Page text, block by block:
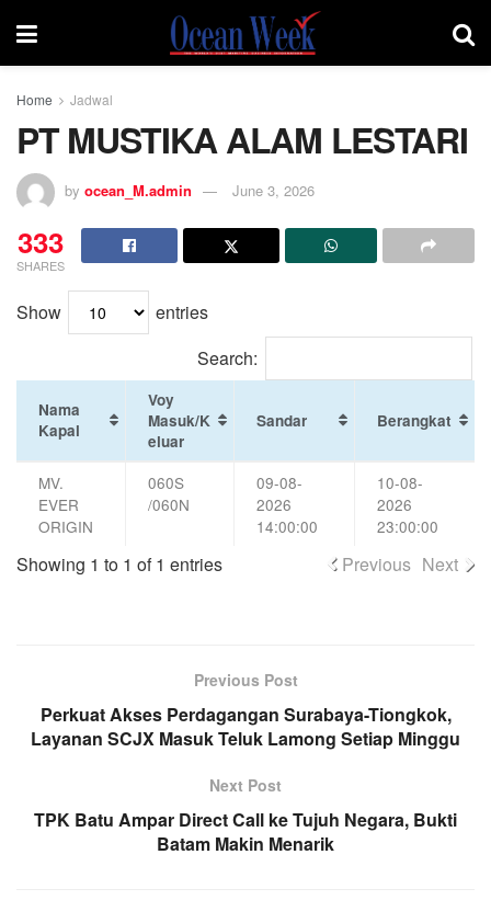
Home Jadwal
PT MUSTIKA ALAM LESTARI
by ocean_M.admin June 3, 2026
333
SHARES
Show
entries
Search:
Nama
Kapal
Voy
Masuk/K
eluar
Sandar Berangkat
MV.
EVER
ORIGIN
060S
/060N
09-08-
2026
14:00:00
10-08-
2026
23:00:00
Showing 1 to 1 of 1 entries Previous Next
Previous Post
Perkuat Akses Perdagangan Surabaya-Tiongkok,
Layanan SCJX Masuk Teluk Lamong Setiap Minggu
Next Post
TPK Batu Ampar Direct Call ke Tujuh Negara, Bukti
Batam Makin Menarik